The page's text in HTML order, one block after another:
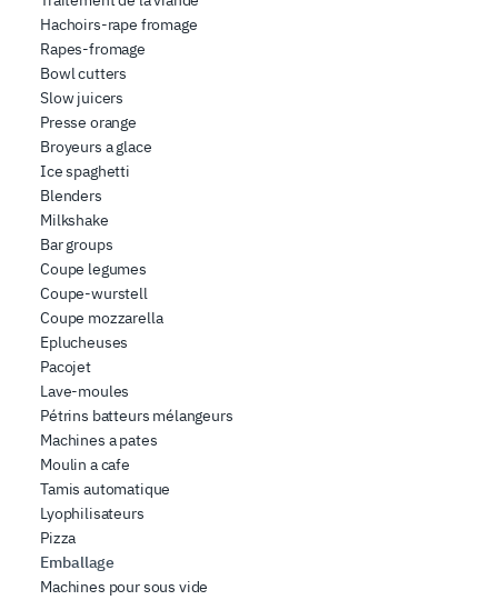
nostro sito con i nostri partner che si occupano di analisi
dei dati web, pubblicità e social media, i quali potrebbero
combinarle con altre informazioni che ha fornito loro o
che hanno raccolto dal suo utilizzo dei loro servizi.
Hachoirs-rape fromage
Rapes-fromage
Bowl cutters
Slow juicers
Presse orange
Broyeurs a glace
Ice spaghetti
Blenders
Milkshake
Bar groups
Coupe legumes
Coupe-wurstell
Coupe mozzarella
Eplucheuses
Pacojet
Lave-moules
Pétrins batteurs mélangeurs
Machines a pates
Moulin a cafe
Tamis automatique
Lyophilisateurs
Pizza
Emballage
Machines pour sous vide